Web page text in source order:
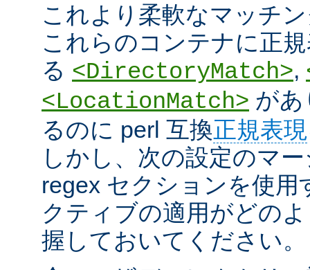
これより柔軟なマッチ
これらのコンテナに正
る <DirectoryMatch>,
<LocationMatch> があ
るのに perl 互換正規表現
しかし、次の設定のマ
regex セクションを使
クティブの適用がどの
握しておいてください。